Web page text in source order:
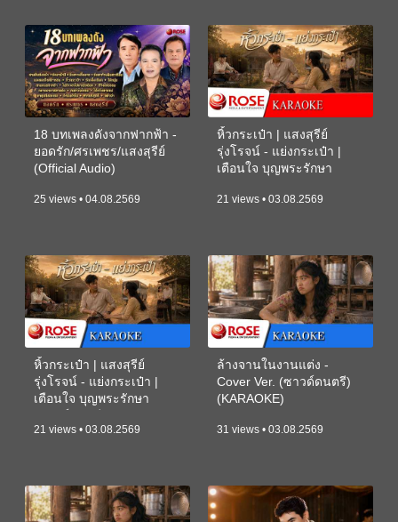
18 บทเพลงดังจากฟากฟ้า -
ยอดรัก/ศรเพชร/แสงสุรีย์
(Official Audio)
25 views • 04.08.2569
หิ้วกระเป๋า | แสงสุรีย์
รุ่งโรจน์ - แย่งกระเป๋า |
เตือนใจ บุญพระรักษา
21 views • 03.08.2569
หิ้วกระเป๋า | แสงสุรีย์
รุ่งโรจน์ - แย่งกระเป๋า |
เตือนใจ บุญพระรักษา
21 views • 03.08.2569
ล้างจานในงานแต่ง -
Cover Ver. (ซาวด์ดนตรี)
(KARAOKE)
31 views • 03.08.2569